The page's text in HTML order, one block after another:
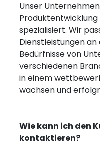
Unser
spezialisiert. Wir
Dienstleistungen an
Bedürfnisse von
verschiedenen
in einem
wachsen und
Wie kann ich den
kontaktieren?